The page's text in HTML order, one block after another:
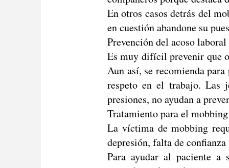
En otros casos detrás del
en cuestión abandone su
Prevención del acoso laboral
Es muy difícil prevenir que
Aun así, se recomienda
respeto en el trabajo. Las
presiones, no ayudan a
Tratamiento para el mobbing
La víctima de mobbing
depresión, falta de
Para ayudar al paciente a